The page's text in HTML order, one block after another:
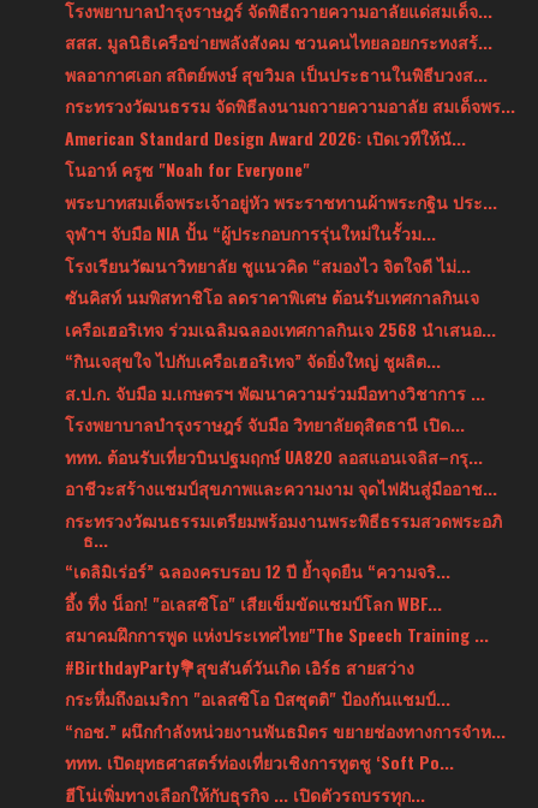
โรงพยาบาลบำรุงราษฎร์ จัดพิธีถวายความอาลัยแด่สมเด็จ...
สสส. มูลนิธิเครือข่ายพลังสังคม ชวนคนไทยลอยกระทงสร้...
พลอากาศเอก สถิตย์พงษ์ สุขวิมล เป็นประธานในพิธีบวงส...
กระทรวงวัฒนธรรม จัดพิธีลงนามถวายความอาลัย สมเด็จพร...
American Standard Design Award 2026: เปิดเวทีให้นั...
โนอาห์ ครูซ "Noah for Everyone"
พระบาทสมเด็จพระเจ้าอยู่หัว พระราชทานผ้าพระกฐิน ประ...
จุฬาฯ จับมือ NIA ปั้น “ผู้ประกอบการรุ่นใหม่ในรั้วม...
โรงเรียนวัฒนาวิทยาลัย ชูแนวคิด “สมองไว จิตใจดี ไม่...
ซันคิสท์ นมพิสทาชิโอ ลดราคาพิเศษ ต้อนรับเทศกาลกินเจ
เครือเฮอริเทจ ร่วมเฉลิมฉลองเทศกาลกินเจ 2568 นำเสนอ...
“กินเจสุขใจ ไปกับเครือเฮอริเทจ” จัดยิ่งใหญ่ ชูผลิต...
ส.ป.ก. จับมือ ม.เกษตรฯ พัฒนาความร่วมมือทางวิชาการ ...
โรงพยาบาลบำรุงราษฎร์ จับมือ วิทยาลัยดุสิตธานี เปิด...
ททท. ต้อนรับเที่ยวบินปฐมฤกษ์ UA820 ลอสแอนเจลิส–กรุ...
อาชีวะสร้างแชมป์สุขภาพและความงาม จุดไฟฝันสู่มืออาช...
กระทรวงวัฒนธรรมเตรียมพร้อมงานพระพิธีธรรมสวดพระอภิ
ธ...
“เดลิมิเร่อร์” ฉลองครบรอบ 12 ปี ย้ำจุดยืน “ความจริ...
อึ้ง ทึ่ง น็อก! "อเลสซิโอ" เสียเข็มขัดแชมป์โลก WBF...
สมาคมฝึกการพูด แห่งประเทศไทย"The Speech Training ...
#BirthdayParty💐สุขสันต์วันเกิด เอิร์ธ สายสว่าง
กระหึ่มถึงอเมริกา "อเลสซิโอ บิสซุตติ" ป้องกันแชมป์...
“กอช.” ผนึกกำลังหน่วยงานพันธมิตร ขยายช่องทางการจำห...
ททท. เปิดยุทธศาสตร์ท่องเที่ยวเชิงการทูตชู ‘Soft Po...
ฮีโน่เพิ่มทางเลือกให้กับธุรกิจ ... เปิดตัวรถบรรทุก...